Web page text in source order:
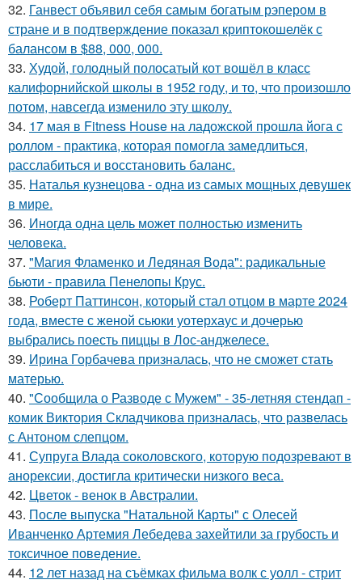
32. Ганвест объявил себя самым богатым рэпером в
стране и в подтверждение показал криптокошелёк с
балансом в $88, 000, 000.
33. Худой, голодный полосатый кот вошёл в класс
калифорнийской школы в 1952 году, и то, что произошло
потом, навсегда изменило эту школу.
34. 17 мая в Fitness House на ладожской прошла йога с
роллом - практика, которая помогла замедлиться,
расслабиться и восстановить баланс.
35. Наталья кузнецова - одна из самых мощных девушек
в мире.
36. Иногда одна цель может полностью изменить
человека.
37. "Магия Фламенко и Ледяная Вода": радикальные
бьюти - правила Пенелопы Крус.
38. Роберт Паттинсон, который стал отцом в марте 2024
года, вместе с женой сьюки уотерхаус и дочерью
выбрались поесть пиццы в Лос-анджелесе.
39. Ирина Горбачева призналась, что не сможет стать
матерью.
40. "Сообщила о Разводе с Мужем" - 35-летняя стендап -
комик Виктория Складчикова призналась, что развелась
с Антоном слепцом.
41. Супруга Влада соколовского, которую подозревают в
анорексии, достигла критически низкого веса.
42. Цветок - венок в Австралии.
43. После выпуска "Натальной Карты" с Олесей
Иванченко Артемия Лебедева захейтили за грубость и
токсичное поведение.
44. 12 лет назад на съёмках фильма волк с уолл - стрит